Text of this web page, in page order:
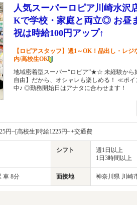
人気スーパーロピア川崎水沢
Kで学校・家庭と両立◎ お昼
祝は時給100円アップ↑
【ロピアスタッフ】週1～OK！品出し・レ
内/高校生OK
地域密着型スーパー“ロピア”★☆ 未経験から
自由】だから、オシャレも楽しめる！ ≪ポ
中♪ ◎勤務開始日はアナタに合わせます！
円~[高校生]時給1225円~+交通費
シフト
週1日以上
1日3時間以上
車 8分 面接地 神奈川県 川崎